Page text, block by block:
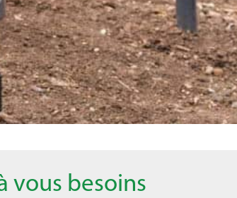
vous besoins